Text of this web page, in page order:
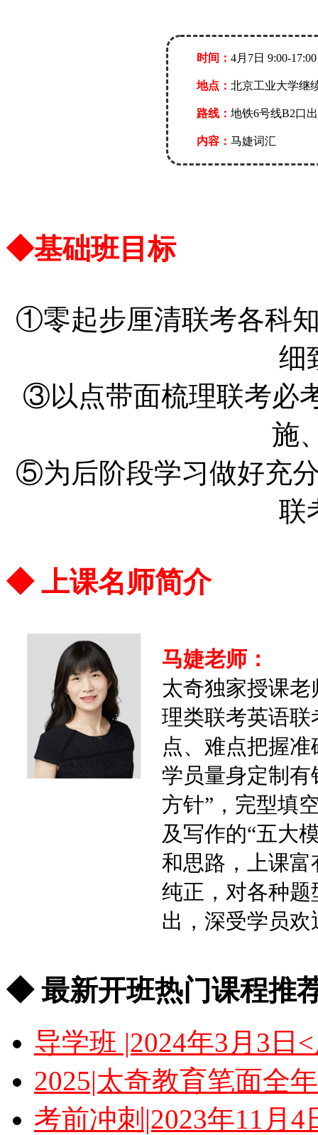
时间： 4月7日 9:00-17:00
地点： 北京工业大学继
路线： 地铁6号线B2口
内容： 马婕词汇
◆基础班目标
①零起步厘清联考各科
细
③以点带面梳理联考
施
⑤为后阶段学习做好充
联
◆ 上课名师简介
马婕老师：
太奇独家授课
理类联考英语
点、难点把握
学员量身定制有
方针”，完型填
及写作的“五大
和思路，上课
纯正，对各种
出，深受学员欢
◆ 最新开班热门课程推
导学班 |2024年3月3日
2025|太奇教育笔面全
考前冲刺|2023年11月